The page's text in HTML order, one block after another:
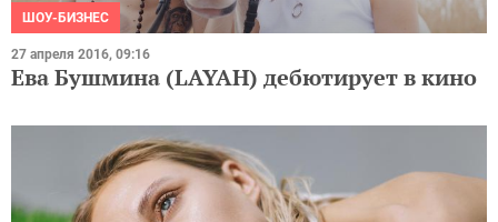
ШОУ-БИЗНЕС
27 апреля 2016, 09:16
Ева Бушмина (LAYAH) дебютирует в кино